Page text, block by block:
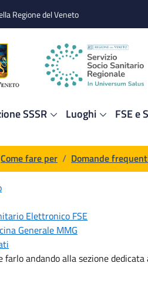
Regione del Veneto
SSSR Luoghi FSE e
di pane
Come fare per / Domande
Elettronico FSE
Generale MMG
farlo andando alla sezione